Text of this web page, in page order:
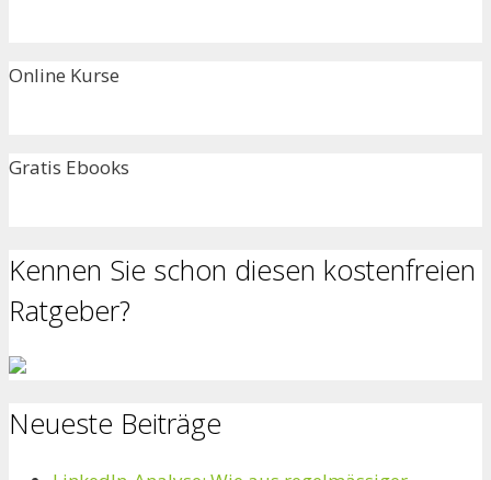
Online Kurse
Gratis Ebooks
Kennen Sie schon diesen kostenfreien
Ratgeber?
Neueste Beiträge